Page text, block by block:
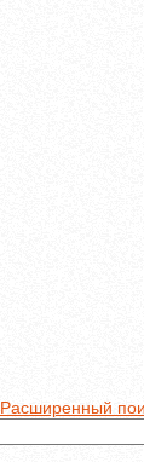
Расширенный